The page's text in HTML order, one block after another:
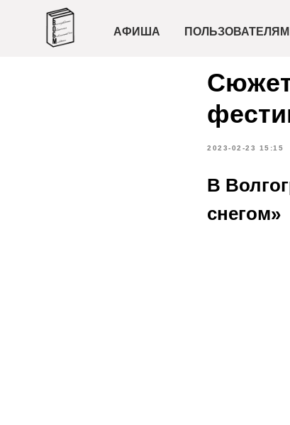
АФИША ПОЛЬЗОВАТЕЛЯМ
Сюжет
2023-02-23 15:15
В
снегом»